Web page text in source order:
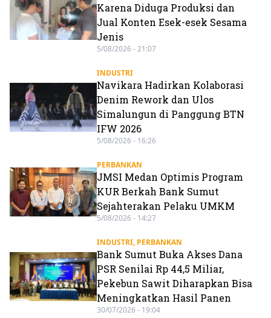
Karena Diduga Produksi dan
Jual Konten Esek-esek Sesama
Jenis
5/08/2026 - 21:07
INDUSTRI
Navikara Hadirkan Kolaborasi
Denim Rework dan Ulos
Simalungun di Panggung BTN
IFW 2026
5/08/2026 - 16:26
PERBANKAN
JMSI Medan Optimis Program
KUR Berkah Bank Sumut
Sejahterakan Pelaku UMKM
5/08/2026 - 14:27
INDUSTRI, PERBANKAN
Bank Sumut Buka Akses Dana
PSR Senilai Rp 44,5 Miliar,
Pekebun Sawit Diharapkan Bisa
Meningkatkan Hasil Panen
30/07/2026 - 19:04